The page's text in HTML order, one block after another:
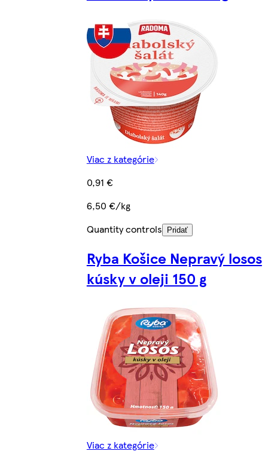
Viac z kategórie
0,91 €
6,50 €/kg
Quantity controls
Pridať
Ryba Košice Nepravý losos
kúsky v oleji 150 g
Viac z kategórie